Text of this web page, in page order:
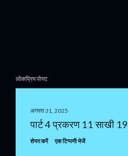
लोकप्रिय पोस्ट
अगस्त 31, 2025
पार्ट 4 प्रकरण 11 साखी 19
शेयर करें एक टिप्पणी भेजें